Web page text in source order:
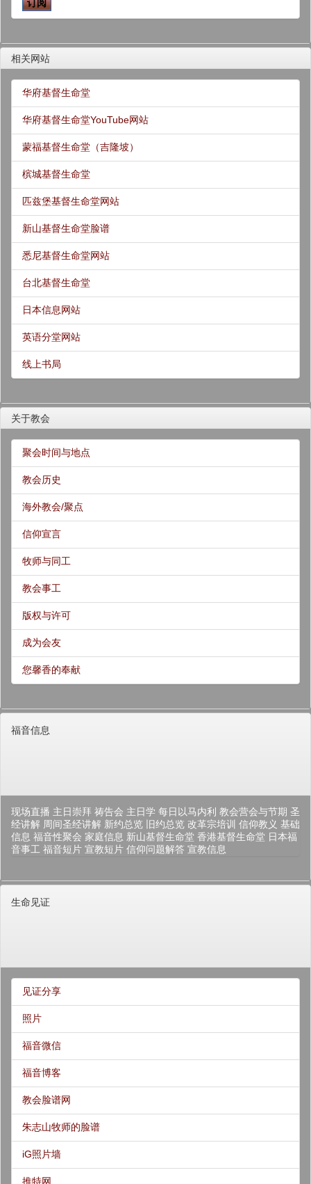
相关网站
华府基督生命堂
华府基督生命堂YouTube网站
蒙福基督生命堂（吉隆坡）
槟城基督生命堂
匹兹堡基督生命堂网站
新山基督生命堂脸谱
悉尼基督生命堂网站
台北基督生命堂
日本信息网站
英语分堂网站
线上书局
关于教会
聚会时间与地点
教会历史
海外教会/聚点
信仰宣言
牧师与同工
教会事工
版权与许可
成为会友
您馨香的奉献
福音信息
现场直播 主日崇拜 祷告会 主日学 每日以马内利 教会营会与节期 圣
经讲解 周间圣经讲解 新约总览 旧约总览 改革宗培训 信仰教义 基础
信息 福音性聚会 家庭信息 新山基督生命堂 香港基督生命堂 日本福
音事工 福音短片 宣教短片 信仰问题解答 宣教信息
生命见证
见证分享
照片
福音微信
福音博客
教会脸谱网
朱志山牧师的脸谱
iG照片墙
推特网